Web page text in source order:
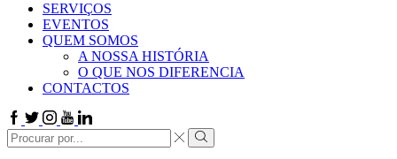
SERVIÇOS
EVENTOS
QUEM SOMOS
A NOSSA HISTÓRIA
O QUE NOS DIFERENCIA
CONTACTOS
Facebook
TwitterInstagram
Youtube
Linkedin
Search
input
Search